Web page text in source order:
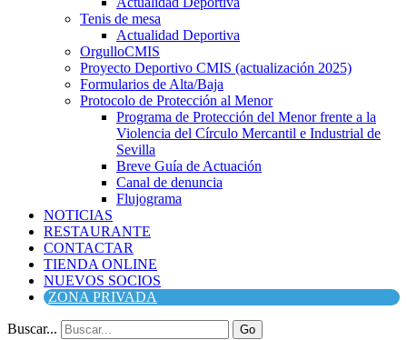
Tenis de mesa
Actualidad Deportiva
OrgulloCMIS
Proyecto Deportivo CMIS (actualización 2025)
Formularios de Alta/Baja
Protocolo de Protección al Menor
Programa de Protección del Menor frente a la
Violencia del Círculo Mercantil e Industrial de
Sevilla
Breve Guía de Actuación
Canal de denuncia
Flujograma
NOTICIAS
RESTAURANTE
CONTACTAR
TIENDA ONLINE
NUEVOS SOCIOS
ZONA PRIVADA
Buscar... Go